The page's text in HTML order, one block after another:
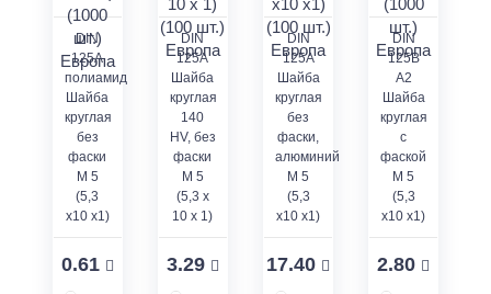
DIN
125A
полиамид
Шайба
круглая
без
фаски
M 5
(5,3
x10 x1)
0.61
DIN
125A
Шайба
круглая
140
HV, без
фаски
M 5
(5,3 x
10 x 1)
3.29
DIN
125А
Шайба
круглая
без
фаски,
алюминий
М 5
(5,3
x10 x1)
17.40
DIN
125В
A2
Шайба
круглая
с
фаской
М 5
(5,3
x10 x1)
2.80